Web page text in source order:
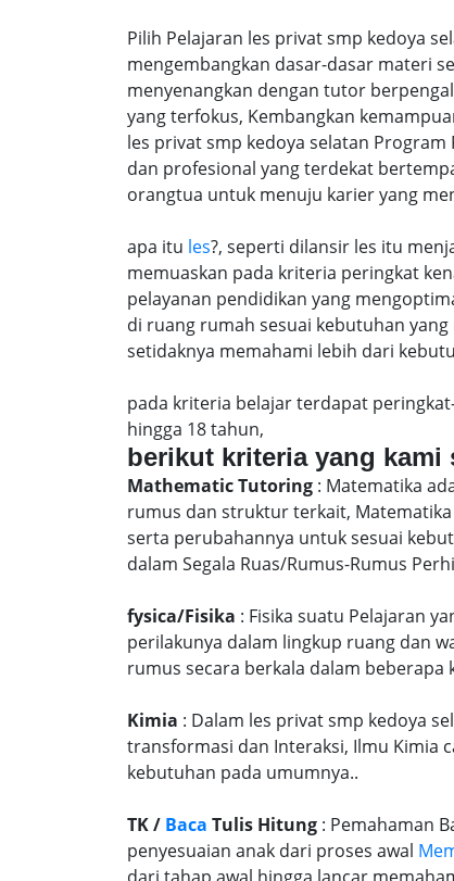
Pilih Pelajaran les privat smp kedoya
mengembangkan dasar-dasar materi
menyenangkan dengan tutor
yang terfokus, Kembangkan
les privat smp kedoya selatan
dan profesional yang terdekat
orangtua untuk menuju karier yang
apa itu les?, seperti dilansir les itu
memuaskan pada kriteria peringkat
pelayanan pendidikan yang
di ruang rumah sesuai kebutuhan
setidaknya memahami lebih dari
pada kriteria belajar terdapat
hingga 18 tahun,
berikut kriteria yang kami
Mathematic Tutoring : Matematika
rumus dan struktur terkait,
serta perubahannya untuk sesuai
dalam Segala Ruas/Rumus-Rumus
fysica/Fisika : Fisika suatu Pelajaran
perilakunya dalam lingkup ruang dan
rumus secara berkala dalam beberapa
Kimia : Dalam les privat smp kedoya
transformasi dan Interaksi, Ilmu Kimia
kebutuhan pada umumnya..
TK / Baca Tulis Hitung : Pemahaman
penyesuaian anak dari proses awal